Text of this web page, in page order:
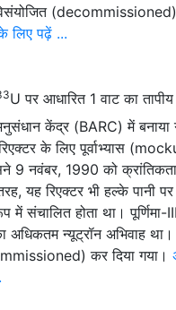
(decommissioned)
लिए पढ़ें ...
U पर आधारित 1 वाट का तापीय
केंद्र (BARC) में बनाया
के लिए पूर्वाभ्यास
9 नवंबर, 1990 को क्रांतिकता
यह रिएक्टर भी हल्के पानी
संचालित होता था। पूर्णिमा-
न्यूट्रॉन अभिवाह
कर दिया गया।